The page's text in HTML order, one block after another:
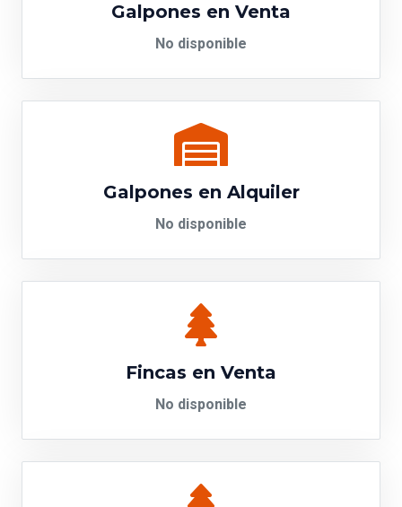
Galpones en Venta
No disponible
Galpones en Alquiler
No disponible
Fincas en Venta
No disponible